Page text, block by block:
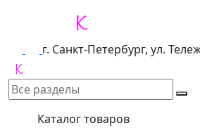
г. Санкт-Петербург, ул.
Каталог товаров